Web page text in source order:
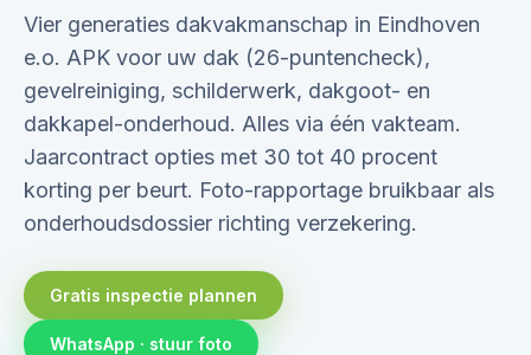
Vier generaties dakvakmanschap in Eindhoven
e.o. APK voor uw dak (26-puntencheck),
gevelreiniging, schilderwerk, dakgoot- en
dakkapel-onderhoud. Alles via één vakteam.
Jaarcontract opties met 30 tot 40 procent
korting per beurt. Foto-rapportage bruikbaar als
onderhoudsdossier richting verzekering.
Gratis inspectie plannen
WhatsApp · stuur foto